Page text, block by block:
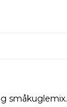
småkuglemix.